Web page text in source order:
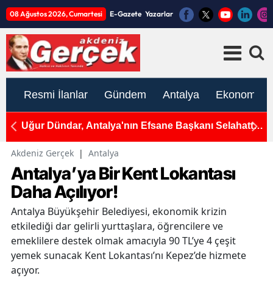
08 Ağustos 2026, Cumartesi E-Gazete Yazarlar
Resmi İlanlar Gündem Antalya Ekonomi
Uğur Dündar, Antalya'nın Efsane Başkanı Selahattin
Çok mu Zor?"
Akdeniz Gerçek | Antalya
Antalya’ya Bir Kent Lokantası
Daha Açılıyor!
Antalya Büyükşehir Belediyesi, ekonomik krizin
etkilediği dar gelirli yurttaşlara, öğrencilere ve
emeklilere destek olmak amacıyla 90 TL’ye 4 çeşit
yemek sunacak Kent Lokantası’nı Kepez’de hizmete
açıyor.